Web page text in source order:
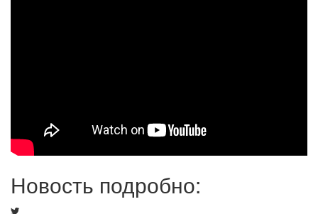
Новость подробно: